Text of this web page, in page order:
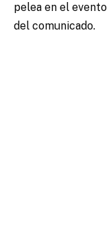
pelea en el
del comunicado.